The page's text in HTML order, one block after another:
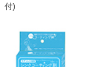
付)